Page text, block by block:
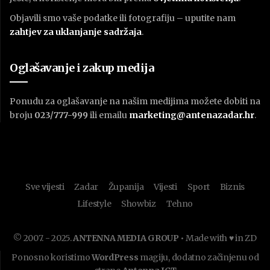
Objavili smo vaše podatke ili fotografiju – uputite nam
zahtjev za uklanjanje sadržaja.
Oglašavanje i zakup medija
Ponudu za oglašavanje na našim medijima možete dobiti na
broju 023/777-999 ili emailu marketing@antenazadar.hr.
Sve vijesti Zadar Županija Vijesti Sport
Biznis
Lifestyle
Showbiz Tehno
© 2007. - 2025.ANTENNA MEDIA GROUP • Made with ♥ in ZD
Ponosno koristimoWordPress magiju, dodatno začinjenu od